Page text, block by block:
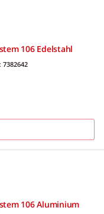
106 Edelstahl
7382642
106 Aluminium